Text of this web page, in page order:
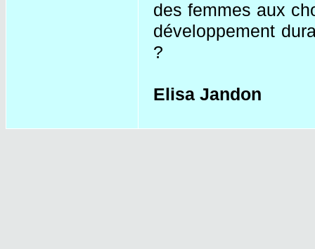
des femmes aux
développement
?
Elisa Jandon